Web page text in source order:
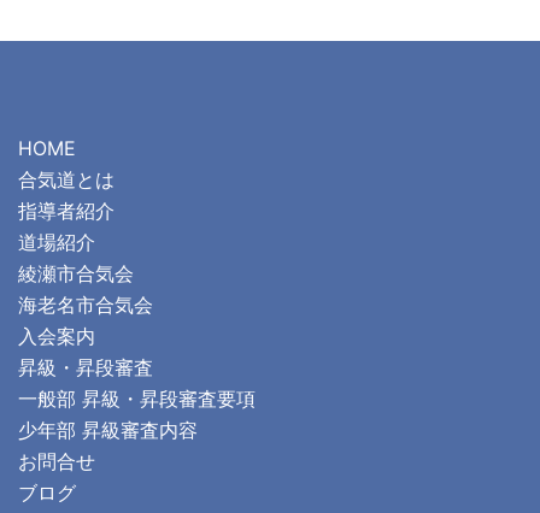
HOME
合気道とは
指導者紹介
道場紹介
綾瀬市合気会
海老名市合気会
入会案内
昇級・昇段審査
一般部 昇級・昇段審査要項
少年部 昇級審査内容
お問合せ
ブログ